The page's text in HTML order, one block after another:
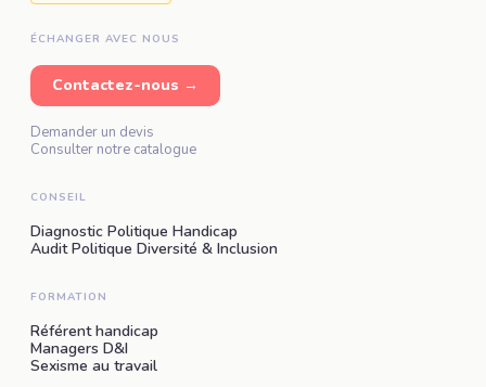
ÉCHANGER AVEC NOUS
Contactez-nous →
Demander un devis
Consulter notre catalogue
CONSEIL
Diagnostic Politique Handicap
Audit Politique Diversité & Inclusion
FORMATION
Référent handicap
Managers D&I
Sexisme au travail